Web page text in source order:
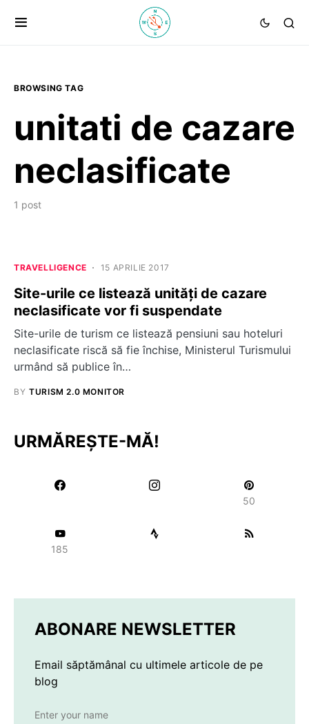
BROWSING TAG
unitati de cazare
neclasificate
1 post
TRAVELLIGENCE 15 APRILIE 2017
Site-urile ce listează unități de cazare
neclasificate vor fi suspendate
Site-urile de turism ce listează pensiuni sau hoteluri
neclasificate riscă să fie închise, Ministerul Turismului
urmând să publice în…
BY TURISM 2.0 MONITOR
URMĂREȘTE-MĂ!
50
185
ABONARE NEWSLETTER
Email săptămânal cu ultimele articole de pe
blog